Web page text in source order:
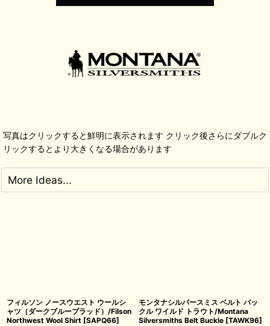
写真はクリックすると鮮明に表示されます クリック後さらにダブルク
リックするとより大きくなる場合があります
More Ideas...
フィルソン ノースウエスト ウールシ
ャツ（ダークブループラッド）/Filson
Northwest Wool Shirt [SAPQ66]
モンタナシルバースミス ベルト バッ
クル ワイルド トラウト/Montana
Silversmiths Belt Buckle [TAWK96]